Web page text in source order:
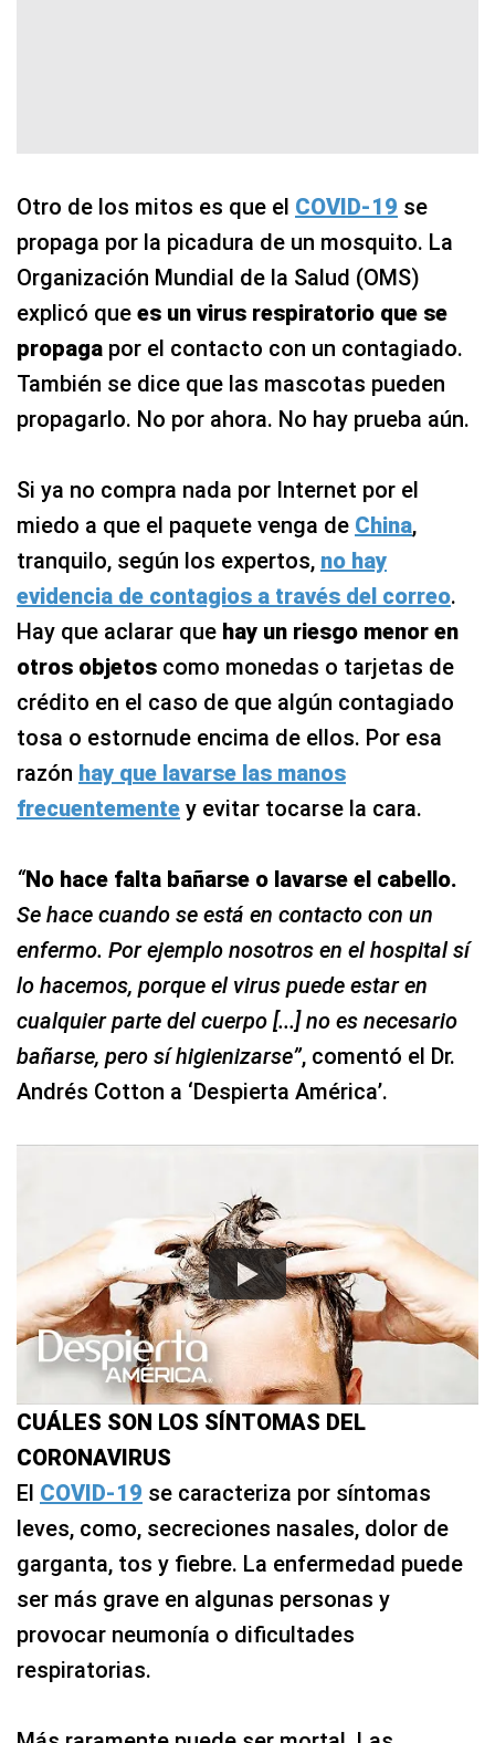
Otro de los mitos es que el COVID-19 se
propaga por la picadura de un mosquito. La
Organización Mundial de la Salud (OMS)
explicó que es un virus respiratorio que se
propaga por el contacto con un contagiado.
También se dice que las mascotas pueden
propagarlo. No por ahora. No hay prueba aún.
Si ya no compra nada por Internet por el
miedo a que el paquete venga de China,
tranquilo, según los expertos, no hay
evidencia de contagios a través del correo.
Hay que aclarar que hay un riesgo menor en
otros objetos como monedas o tarjetas de
crédito en el caso de que algún contagiado
tosa o estornude encima de ellos. Por esa
razón hay que lavarse las manos
frecuentemente y evitar tocarse la cara.
“No hace falta bañarse o lavarse el cabello.
Se hace cuando se está en contacto con un
enfermo. Por ejemplo nosotros en el hospital sí
lo hacemos, porque el virus puede estar en
cualquier parte del cuerpo [...] no es necesario
bañarse, pero sí higienizarse”, comentó el Dr.
Andrés Cotton a ‘Despierta América’.
CUÁLES SON LOS SÍNTOMAS DEL
CORONAVIRUS
El COVID-19 se caracteriza por síntomas
leves, como, secreciones nasales, dolor de
garganta, tos y fiebre. La enfermedad puede
ser más grave en algunas personas y
provocar neumonía o dificultades
respiratorias.